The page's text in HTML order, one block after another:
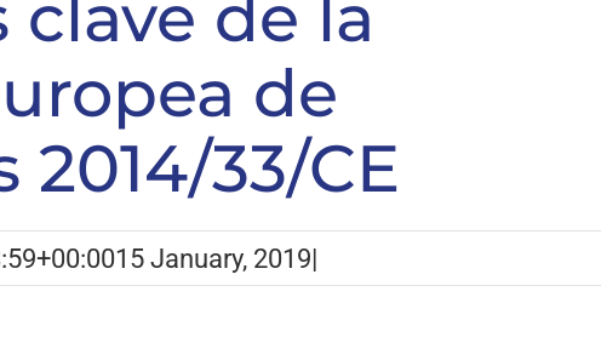
clave de la
de
2014/33/CE
15 January, 2019|